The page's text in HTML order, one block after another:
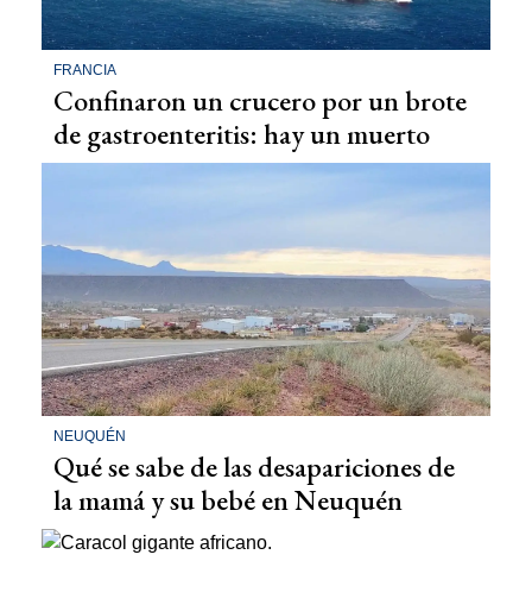
FRANCIA
Confinaron un crucero por un brote
de gastroenteritis: hay un muerto
NEUQUÉN
Qué se sabe de las desapariciones de
la mamá y su bebé en Neuquén